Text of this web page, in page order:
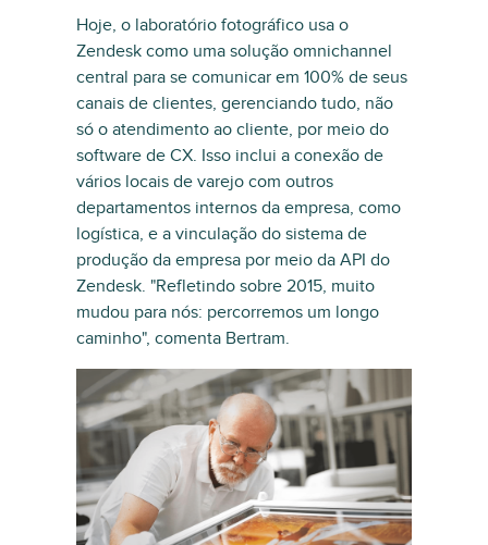
Hoje, o laboratório fotográfico usa o
Zendesk como uma solução omnichannel
central para se comunicar em 100% de seus
canais de clientes, gerenciando tudo, não
só o atendimento ao cliente, por meio do
software de CX. Isso inclui a conexão de
vários locais de varejo com outros
departamentos internos da empresa, como
logística, e a vinculação do sistema de
produção da empresa por meio da API do
Zendesk. "Refletindo sobre 2015, muito
mudou para nós: percorremos um longo
caminho", comenta Bertram.